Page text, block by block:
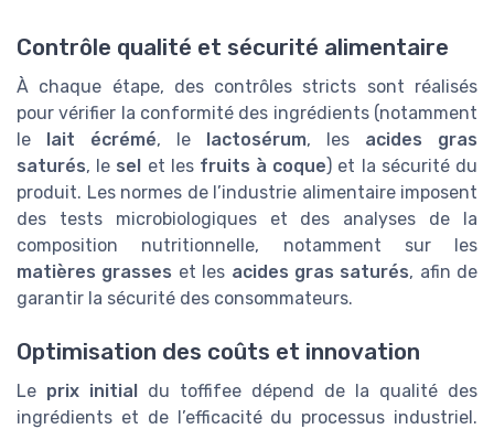
Contrôle qualité et sécurité alimentaire
À chaque étape, des contrôles stricts sont réalisés
pour vérifier la conformité des ingrédients (notamment
le lait écrémé, le lactosérum, les acides gras
saturés, le sel et les fruits à coque) et la sécurité du
produit. Les normes de l’industrie alimentaire imposent
des tests microbiologiques et des analyses de la
composition nutritionnelle, notamment sur les
matières grasses et les acides gras saturés, afin de
garantir la sécurité des consommateurs.
Optimisation des coûts et innovation
Le prix initial du toffifee dépend de la qualité des
ingrédients et de l’efficacité du processus industriel.